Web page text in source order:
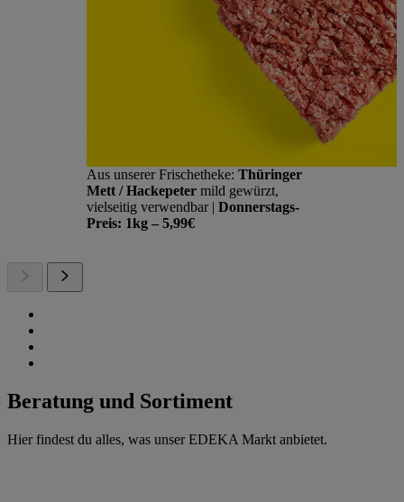
Aus unserer Frischetheke: Thüringer
Mett / Hackepeter mild gewürzt,
vielseitig verwendbar | Donnerstags-
Preis: 1kg – 5,99€
Beratung und Sortiment
Hier findest du alles, was unser EDEKA Markt anbietet.